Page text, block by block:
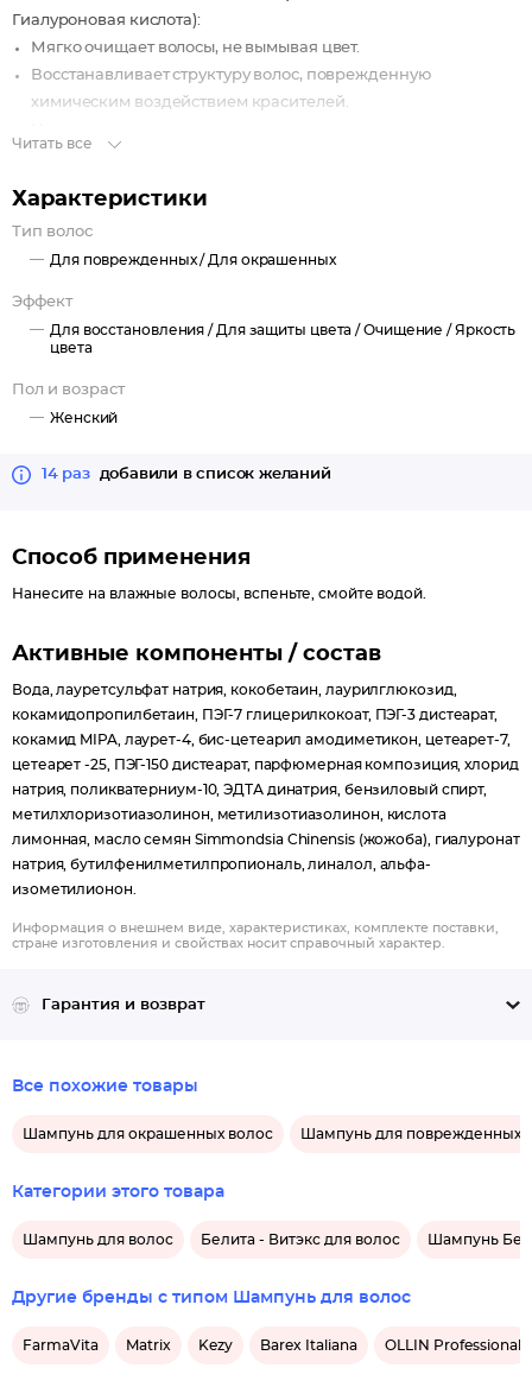
Гиалуроновая кислота):
Мягко очищает волосы, не вымывая цвет.
Восстанавливает структуру волос, поврежденную
химическим воздействием красителей.
Читать все
Характеристики
Тип волос
Для поврежденных / Для окрашенных
Эффект
Для восстановления / Для защиты цвета /Очищение /Яркость
цвета
Пол и возраст
Женский
14 раз добавили в список желаний
Способ применения
Нанесите на влажные волосы, вспеньте, смойте водой.
Активные компоненты / состав
Вода, лауретсульфат натрия, кокобетаин, лаурилглюкозид,
кокамидопропилбетаин, ПЭГ-7 глицерилкокоат, ПЭГ-3 дистеарат,
кокамид MIPA, лаурет-4, бис-цетеарил амодиметикон, цетеарет-7,
цетеарет -25, ПЭГ-150 дистеарат, парфюмерная композиция, хлорид
натрия, поликватерниум-10, ЭДТА динатрия, бензиловый спирт,
метилхлоризотиазолинон, метилизотиазолинон, кислота
лимонная, масло семян Simmondsia Chinensis (жожоба), гиалуронат
натрия, бутилфенилметилпропиональ, линалол, альфа-
изометилионон.
Информация о внешнем виде, характеристиках, комплекте поставки,
стране изготовления и свойствах носит справочный характер.
Гарантия и возврат
Все похожие товары
Шампунь для окрашенных волос Шампунь для поврежденных
Категории этого товара
Шампунь для волос Белита - Витэкс для волос Шампунь
Другие бренды с типом Шампунь для волос
FarmaVita Matrix Kezy Barex Italiana OLLIN Professional